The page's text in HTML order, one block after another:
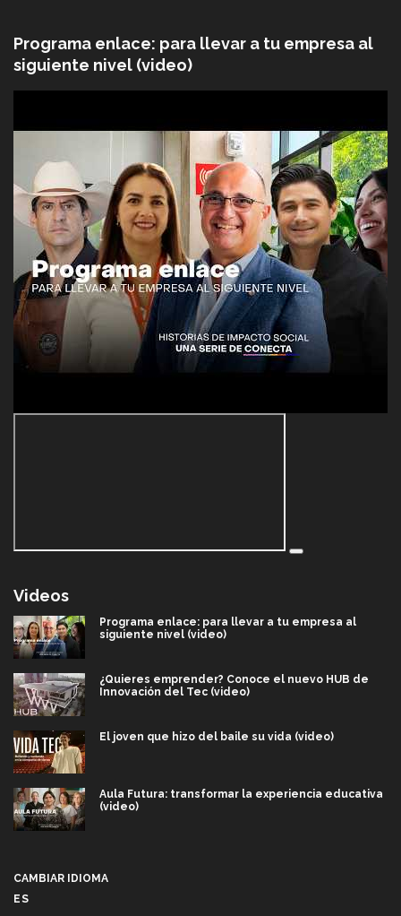
Programa enlace: para llevar a tu empresa al
siguiente nivel (video)
Videos
Programa enlace: para llevar a tu empresa al
siguiente nivel (video)
¿Quieres emprender? Conoce el nuevo HUB de
Innovación del Tec (video)
El joven que hizo del baile su vida (video)
Aula Futura: transformar la experiencia educativa
(video)
CAMBIAR IDIOMA
ES